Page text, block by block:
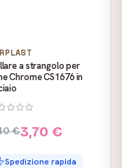
a strangolo per
Chrome CS1676 in
€3,70 €
Spedizione rapida